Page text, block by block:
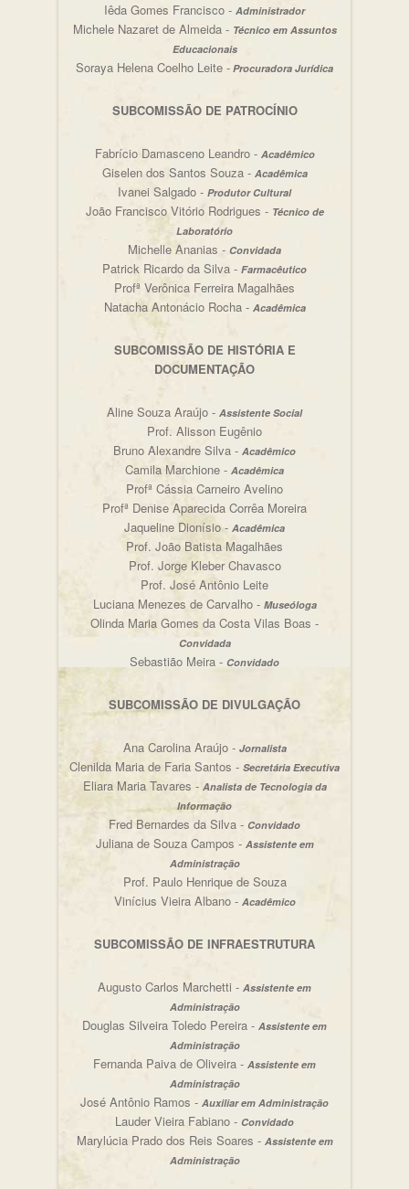
Iêda Gomes Francisco - Administrador
Michele Nazaret de Almeida - Técnico em Assuntos
Educacionais
Soraya Helena Coelho Leite - Procuradora Jurídica
SUBCOMISSÃO DE PATROCÍNIO
Fabrício Damasceno Leandro - Acadêmico
Giselen dos Santos Souza - Acadêmica
Ivanei Salgado - Produtor Cultural
João Francisco Vitório Rodrigues - Técnico de
Laboratório
Michelle Ananias - Convidada
Patrick Ricardo da Silva - Farmacêutico
Profª Verônica Ferreira Magalhães
Natacha Antonácio Rocha - Acadêmica
SUBCOMISSÃO DE HISTÓRIA E
DOCUMENTAÇÃO
Aline Souza Araújo - Assistente Social
Prof. Alisson Eugênio
Bruno Alexandre Silva - Acadêmico
Camila Marchione - Acadêmica
Profª Cássia Carneiro Avelino
Profª Denise Aparecida Corrêa Moreira
Jaqueline Dionísio - Acadêmica
Prof. João Batista Magalhães
Prof. Jorge Kleber Chavasco
Prof. José Antônio Leite
Luciana Menezes de Carvalho - Museóloga
Olinda Maria Gomes da Costa Vilas Boas -
Convidada
Sebastião Meira - Convidado
SUBCOMISSÃO DE DIVULGAÇÃO
Ana Carolina Araújo - Jornalista
Clenilda Maria de Faria Santos - Secretária Executiva
Eliara Maria Tavares - Analista de Tecnologia da
Informação
Fred Bernardes da Silva - Convidado
Juliana de Souza Campos - Assistente em
Administração
Prof. Paulo Henrique de Souza
Vinícius Vieira Albano - Acadêmico
SUBCOMISSÃO DE INFRAESTRUTURA
Augusto Carlos Marchetti - Assistente em
Administração
Douglas Silveira Toledo Pereira - Assistente em
Administração
Fernanda Paiva de Oliveira - Assistente em
Administração
José Antônio Ramos - Auxiliar em Administração
Lauder Vieira Fabiano - Convidado
Marylúcia Prado dos Reis Soares - Assistente em
Administração